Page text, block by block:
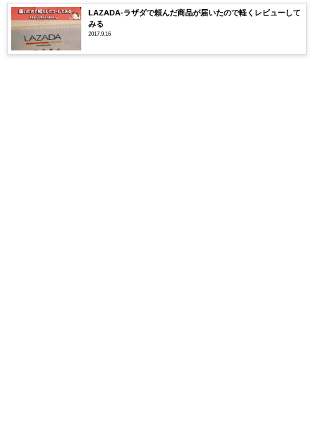
LAZADA-ラザダで頼んだ商品が届いたので軽くレビューして
みる
2017.9.16